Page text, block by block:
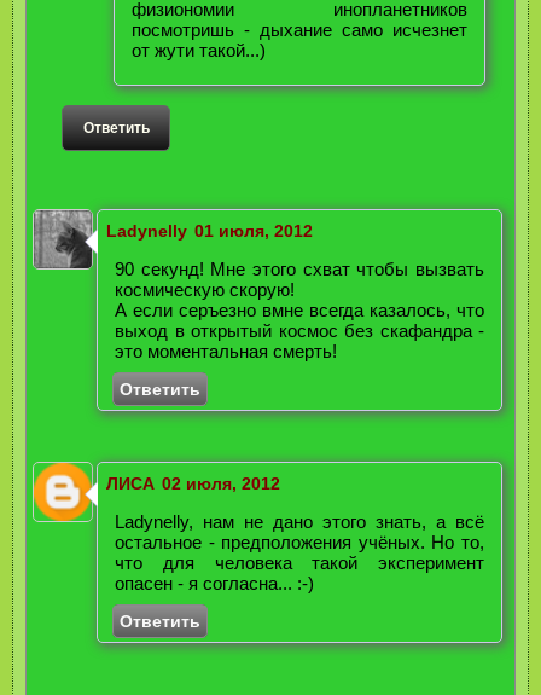
физиономии инопланетников
посмотришь - дыхание само исчезнет
от жути такой...)
Ответить
Ladynelly 01 июля, 2012
90 секунд! Мне этого схват чтобы вызвать
космическую скорую!
А если серъезно вмне всегда казалось, что
выход в открытый космос без скафандра -
это моментальная смерть!
Ответить
ЛИСА 02 июля, 2012
Ladynelly, нам не дано этого знать, а всё
остальное - предположения учёных. Но то,
что для человека такой эксперимент
опасен - я согласна... :-)
Ответить